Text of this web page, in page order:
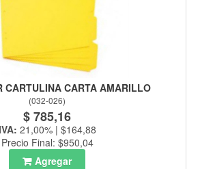
CARTULINA CARTA AMARILLO
(032-026)
$ 785,16
IVA: 21,00% | $164,88
Precio Final: $950,04
Agregar